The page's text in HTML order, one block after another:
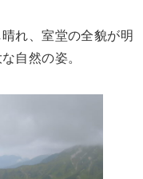
れ、室堂の全貌が明
自然の姿。